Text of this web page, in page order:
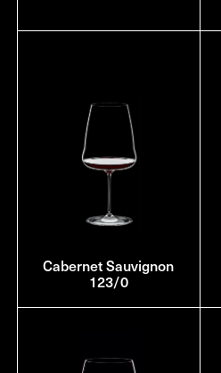
Cabernet Sauvignon
123/0